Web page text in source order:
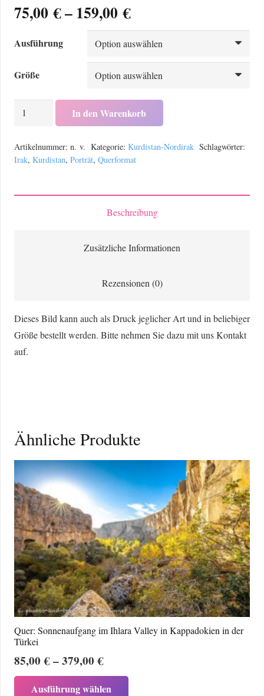
75,00€–159,00€Preisspanne:
75,00 €
bis
159,00 €
Ausführung
Größe
Eine
beim
In den Warenkorb
Artikelnummer: n. v. Kategorie: Kurdistan-Nordirak Schlagwörter:
Irak, Kurdistan, Porträt, Querformat
Beschreibung
Zusätzliche Informationen
Rezensionen (0)
Dieses Bild kann auch als Druck jeglicher Art und in beliebiger
Größe bestellt werden. Bitte nehmen Sie dazu mit uns Kontakt
auf.
Ähnliche Produkte
Quer: Sonnenaufgang im Ihlara Valley in Kappadokien in der
Türkei
85,00€–379,00€Preisspanne:
85,00 €
bis
Ausführung wählen